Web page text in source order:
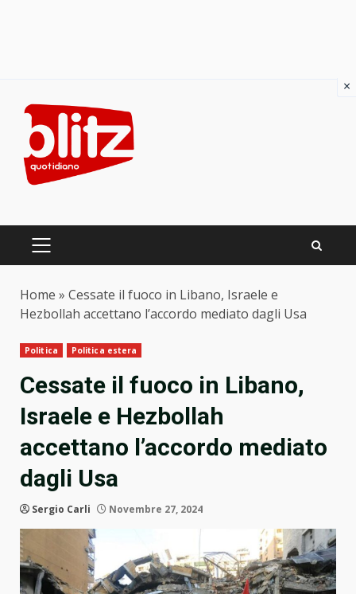
content
PRIMARY
Home » Cessate il fuoco in Libano, Israele e
Hezbollah accettano l’accordo mediato dagli Usa
Politica Politica estera
Cessate il fuoco in Libano,
Israele e Hezbollah
accettano l’accordo mediato
dagli Usa
Sergio Carli Novembre 27, 2024
×